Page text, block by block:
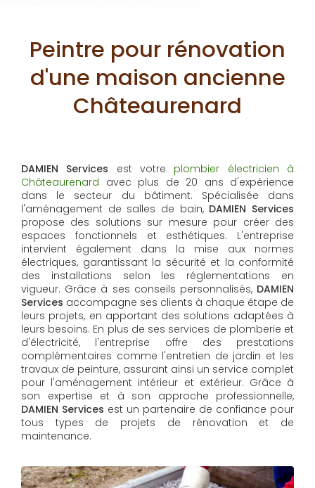
Peintre pour rénovation
d'une maison ancienne
Châteaurenard
DAMIEN Services est votre plombier électricien à
Châteaurenard avec plus de 20 ans d'expérience
dans le secteur du bâtiment. Spécialisée dans
l'aménagement de salles de bain, DAMIEN Services
propose des solutions sur mesure pour créer des
espaces fonctionnels et esthétiques. L'entreprise
intervient également dans la mise aux normes
électriques, garantissant la sécurité et la conformité
des installations selon les réglementations en
vigueur. Grâce à ses conseils personnalisés, DAMIEN
Services accompagne ses clients à chaque étape de
leurs projets, en apportant des solutions adaptées à
leurs besoins. En plus de ses services de plomberie et
d'électricité, l'entreprise offre des prestations
complémentaires comme l'entretien de jardin et les
travaux de peinture, assurant ainsi un service complet
pour l'aménagement intérieur et extérieur. Grâce à
son expertise et à son approche professionnelle,
DAMIEN Services​​​​​​​ est un partenaire de confiance pour
tous types de projets de rénovation et de
maintenance.